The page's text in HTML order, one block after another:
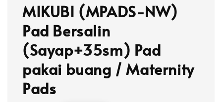
MIKUBI (MPADS-NW)
Pad Bersalin
(Sayap+35sm) Pad
pakai buang / Maternity
Pads